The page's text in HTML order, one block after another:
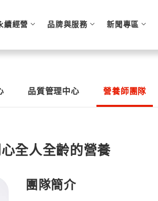
續經營 品牌與服務 新聞專區
品質管理中心 營養師團隊
心全人全齡的營養
團隊簡介